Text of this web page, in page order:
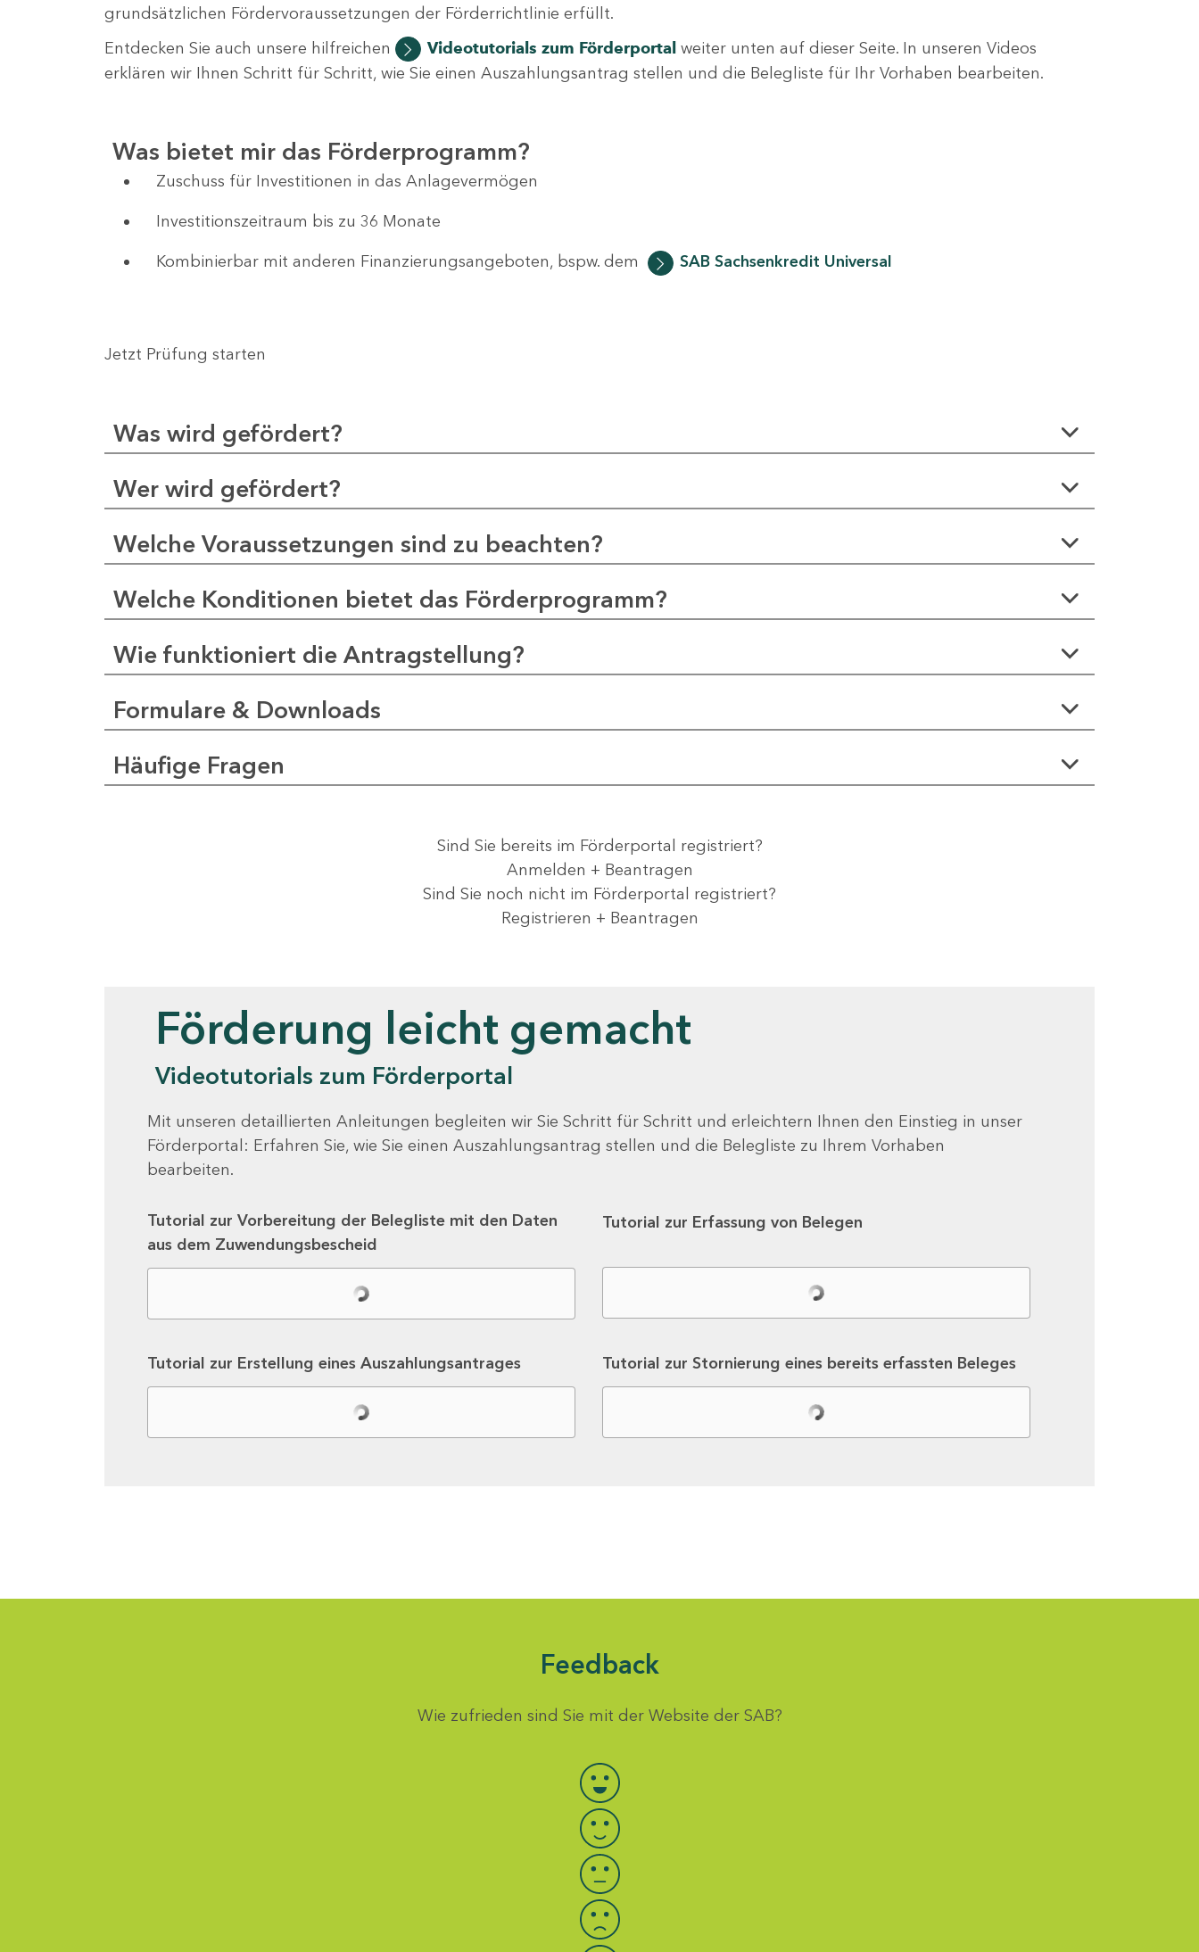
grundsätzlichen Fördervoraussetzungen der Förderrichtlinie erfüllt.
Entdecken Sie auch unsere hilfreichen
Videotutorials zum Förderportalweiter unten auf dieser Seite. In unseren Videos
erklären wir Ihnen Schritt für Schritt, wie Sie einen Auszahlungsantrag stellen und die Belegliste für Ihr Vorhaben bearbeiten.
Was bietet mir das Förderprogramm?
Zuschuss für Investitionen in das Anlagevermögen
Investitionszeitraum bis zu 36 Monate
Kombinierbar mit anderen Finanzierungsangeboten, bspw. dem SAB Sachsenkredit Universal
Jetzt Prüfung starten
Was wird gefördert?
Wer wird gefördert?
Welche Voraussetzungen sind zu beachten?
Welche Konditionen bietet das Förderprogramm?
Wie funktioniert die Antragstellung?
Formulare & Downloads
Häufige Fragen
Sind Sie bereits im Förderportal registriert?
Anmelden + Beantragen
Sind Sie noch nicht im Förderportal registriert?
Registrieren + Beantragen
Förderung leicht gemacht
Videotutorials zum Förderportal
Mit unseren detaillierten Anleitungen begleiten wir Sie Schritt für Schritt und erleichtern Ihnen den Einstieg in unser
Förderportal: Erfahren Sie, wie Sie einen Auszahlungsantrag stellen und die Belegliste zu Ihrem Vorhaben
bearbeiten.
Tutorial zur Vorbereitung der Belegliste mit den Daten
aus dem Zuwendungsbescheid
Tutorial zur Erfassung von Belegen
Tutorial zur Erstellung eines Auszahlungsantrages Tutorial zur Stornierung eines bereits erfassten Beleges
Feedback
Wie zufrieden sind Sie mit der Website der SAB?
Bewertung auswählen